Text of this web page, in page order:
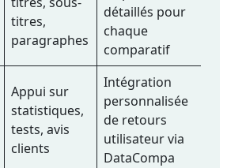
titres,
paragraphes
détaillés pour
chaque
comparatif
Appui sur
statistiques,
tests, avis
clients
Intégration
personnalisée
de retours
utilisateur via
DataCompa